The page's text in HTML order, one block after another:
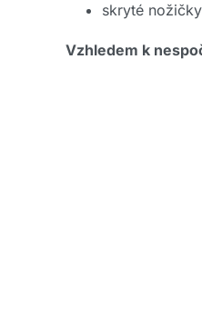
skryté nožičky
Vzhledem k